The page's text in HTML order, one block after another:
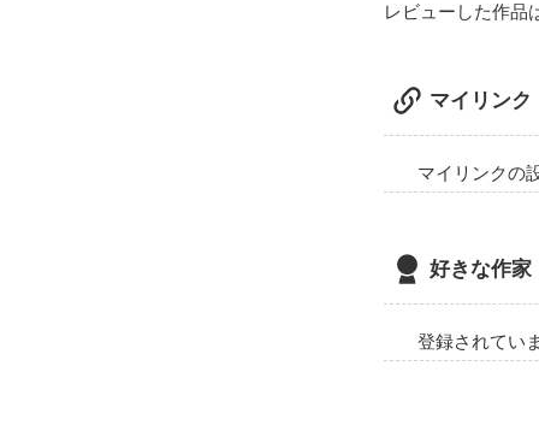
レビューした作品
マイリンク
マイリンクの
好きな作家
登録されてい